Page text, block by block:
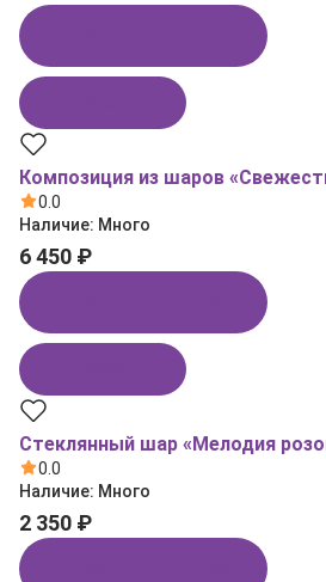
Композиция из шаров
0.0
Наличие: Много
6 450 ₽
Стеклянный шар «Мелодия
0.0
Наличие: Много
2 350 ₽